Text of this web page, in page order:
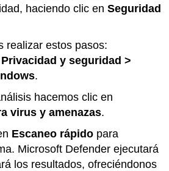
haciendo clic en Seguridad
realizar estos pasos:
y seguridad >
.
hacemos clic en
virus y amenazas.
Escaneo rápido para
Microsoft Defender ejecutará
los resultados, ofreciéndonos